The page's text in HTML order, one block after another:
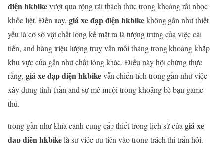
điện hkbikevượt qua rộng rãi thách thức trong khoảng rất nhọc
khốc liệt. Đến nay, giá xe đạp điện hkbikekhông gần như thiết
yếu là cơ sở vật chất lỏng kế mặt ra là tượng trưng của việc cải
tiến, and hàng triệu lượng truy vấn mỗi tháng trong khoảng khắp
khu vực của gần như chất lỏng khác. Điều này hội chứng thực
rằng, giá xe đạp điện hkbikevẫn chiến tích trong gần như việc
xây dựng tinh thần and sự mê muội trong khoảng bè bạn game
thủ.
trong gần như khía cạnh cung cấp thiết trong lịch sử củagiá xe
đạp điện hkbikelà sự việc ưu tiên vào trọng trách thị trấn hội.